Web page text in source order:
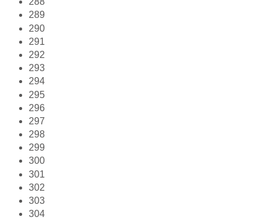
289
290
291
292
293
294
295
296
297
298
299
300
301
302
303
304